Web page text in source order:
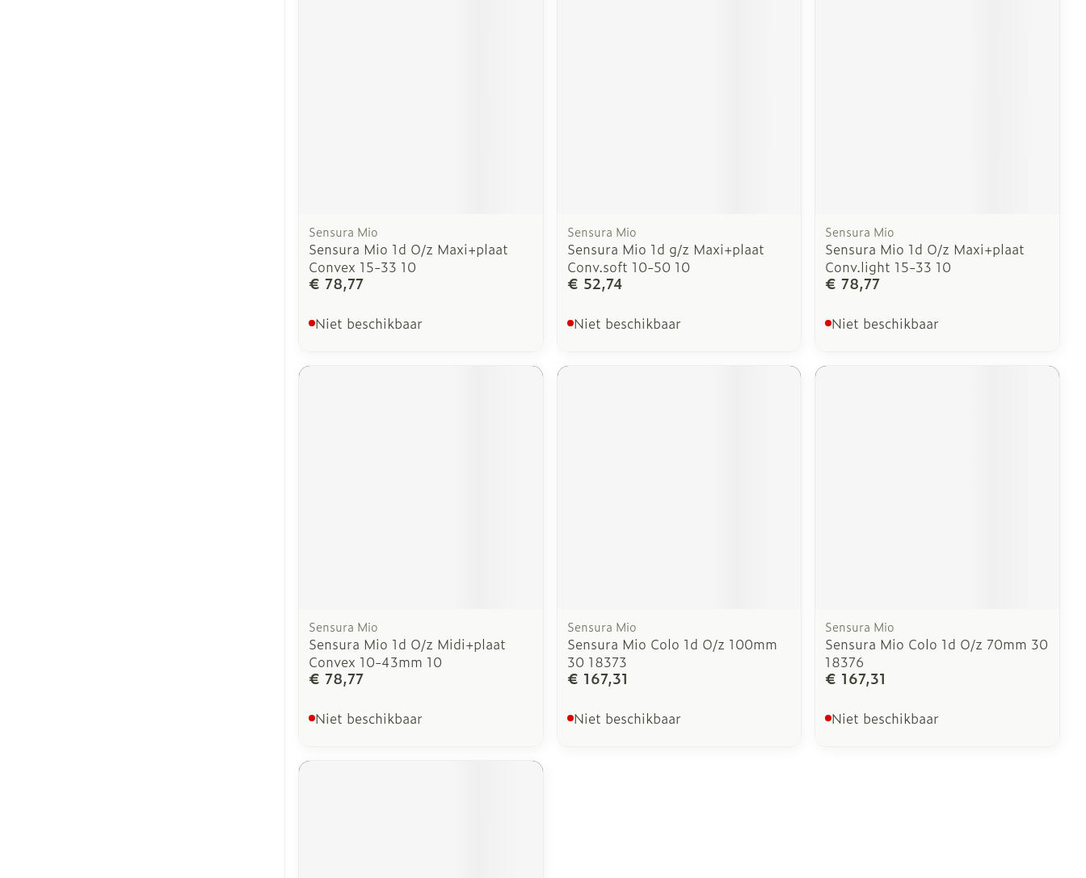
Sensura Mio
Sensura Mio 1d O/z Maxi+plaat
Convex 15-33 10
€ 78,77
Niet beschikbaar
Sensura Mio
Sensura Mio 1d g/z Maxi+plaat
Conv.soft 10-50 10
€ 52,74
Niet beschikbaar
Sensura Mio
Sensura Mio 1d O/z Maxi+plaat
Conv.light 15-33 10
€ 78,77
Niet beschikbaar
Sensura Mio
Sensura Mio 1d O/z Midi+plaat
Convex 10-43mm 10
€ 78,77
Niet beschikbaar
Sensura Mio
Sensura Mio Colo 1d O/z 100mm
30 18373
€ 167,31
Niet beschikbaar
Sensura Mio
Sensura Mio Colo 1d O/z 70mm 30
18376
€ 167,31
Niet beschikbaar